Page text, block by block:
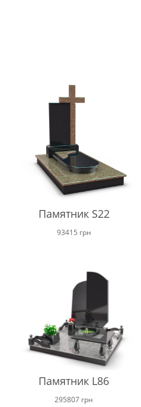
Памятник S22
93415 грн
Памятник L86
295807 грн